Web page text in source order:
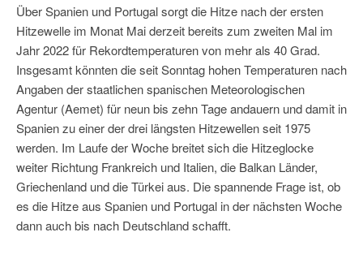
Über Spanien und Portugal sorgt die Hitze nach der ersten
Hitzewelle im Monat Mai derzeit bereits zum zweiten Mal im
Jahr 2022 für Rekordtemperaturen von mehr als 40 Grad.
Insgesamt könnten die seit Sonntag hohen Temperaturen nach
Angaben der staatlichen spanischen Meteorologischen
Agentur (Aemet) für neun bis zehn Tage andauern und damit in
Spanien zu einer der drei längsten Hitzewellen seit 1975
werden. Im Laufe der Woche breitet sich die Hitzeglocke
weiter Richtung Frankreich und Italien, die Balkan Länder,
Griechenland und die Türkei aus. Die spannende Frage ist, ob
es die Hitze aus Spanien und Portugal in der nächsten Woche
dann auch bis nach Deutschland schafft.